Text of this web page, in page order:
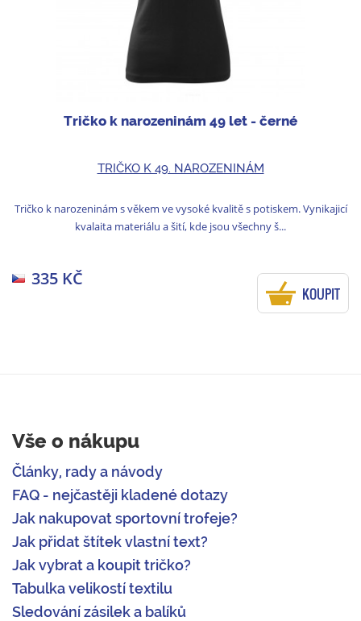
Tričko k narozeninám 49 let - černé
TRIČKO K 49. NAROZENINÁM
Tričko k narozeninám s věkem ve vysoké kvalitě s potiskem. Vynikajicí
kvalaita materiálu a šití, kde jsou všechny š...
335 KČ
KOUPIT
Vše o nákupu
Články, rady a návody
FAQ - nejčastěji kladené dotazy
Jak nakupovat sportovní trofeje?
Jak přidat štítek vlastní text?
Jak vybrat a koupit tričko?
Tabulka velikostí textilu
Sledování zásilek a balíků